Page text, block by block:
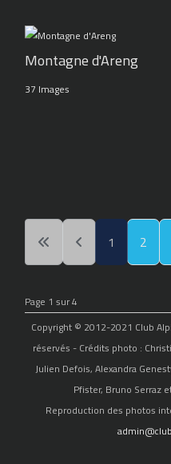
Montagne d'Areng
37 Images
1 2
Page 1 sur 4
Copyright © 2012-2021 Club
réservés - Crédits photo :
Julien Defois, Alexandra
Pfister, Bruno Serraz
Reproduction des photos